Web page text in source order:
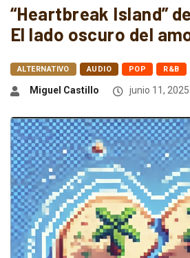
“Heartbreak Island”
El lado oscuro del
ALTERNATIVO AUDIO POP R&B
Miguel Castillo junio 11, 2025